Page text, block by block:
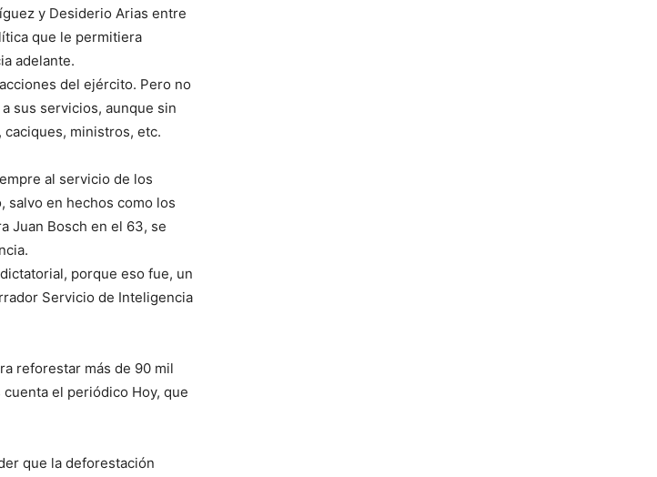
y Desiderio Arias entre
que le permitiera
adelante.
del ejército. Pero no
sus servicios, aunque sin
ministros, etc.
al servicio de los
salvo en hechos como los
Juan Bosch en el 63, se
porque eso fue, un
Servicio de Inteligencia
reforestar más de 90 mil
el periódico Hoy, que
que la deforestación